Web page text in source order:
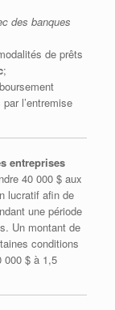
des banques
de prêts
;
l’entremise
entreprises
40 000 $ aux
lucratif afin de
une période
Un montant de
conditions
000 $ à 1,5